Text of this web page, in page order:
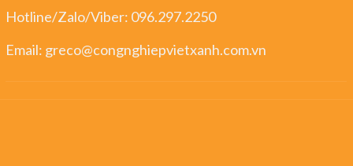
Hotline/Zalo/Viber: 096.297.2250
Email: greco@congnghiepvietxanh.com.vn